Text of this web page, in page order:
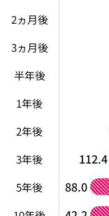
2ヵ月後
3ヵ月後
半年後
1年後
2年後
3年後 112.4
5年後 88.0